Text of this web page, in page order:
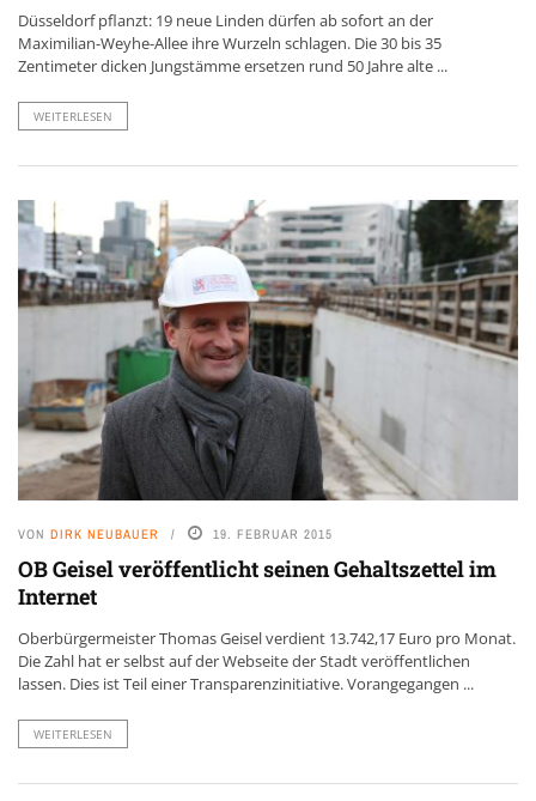
Düsseldorf pflanzt: 19 neue Linden dürfen ab sofort an der
Maximilian-Weyhe-Allee ihre Wurzeln schlagen. Die 30 bis 35
Zentimeter dicken Jungstämme ersetzen rund 50 Jahre alte ...
WEITERLESEN
VON DIRK NEUBAUER 19. FEBRUAR 2015
OB Geisel veröffentlicht seinen Gehaltszettel im
Internet
Oberbürgermeister Thomas Geisel verdient 13.742,17 Euro pro Monat.
Die Zahl hat er selbst auf der Webseite der Stadt veröffentlichen
lassen. Dies ist Teil einer Transparenzinitiative. Vorangegangen ...
WEITERLESEN